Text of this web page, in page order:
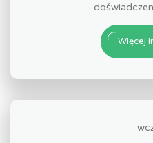
Więcej